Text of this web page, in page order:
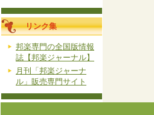
リンク集
邦楽専門の全国版情報
誌【邦楽ジャーナル】
月刊「邦楽ジャーナ
ル」販売専門サイト